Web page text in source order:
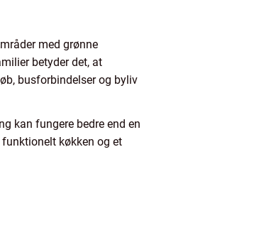
med grønne
betyder det, at
busforbindelser og byliv
kan fungere bedre end en
køkken og et